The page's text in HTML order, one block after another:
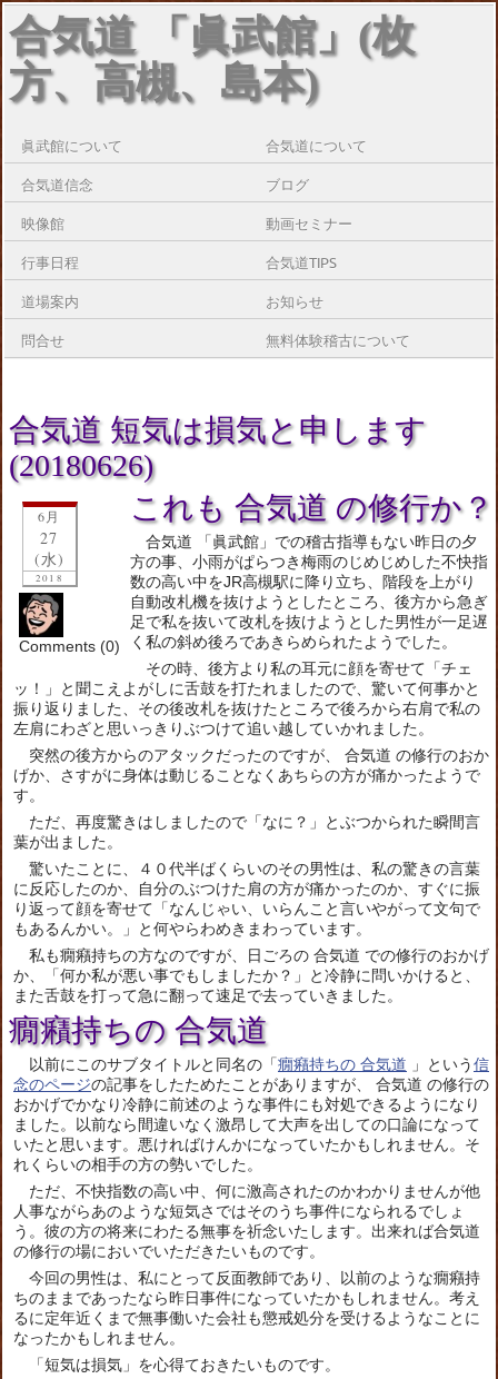
合気道 「眞武館」(枚
方、高槻、島本)
眞武館について 合気道について
合気道信念 ブログ
映像館 動画セミナー
行事日程 合気道TIPS
道場案内 お知らせ
問合せ 無料体験稽古について
合気道 短気は損気と申します
(20180626)
6月
27
(水)
2018
Comments (0)
これも 合気道 の修行か？
合気道 「眞武館」での稽古指導もない昨日の夕
方の事、小雨がぱらつき梅雨のじめじめした不快指
数の高い中をJR高槻駅に降り立ち、階段を上がり
自動改札機を抜けようとしたところ、後方から急ぎ
足で私を抜いて改札を抜けようとした男性が一足遅
く私の斜め後ろであきらめられたようでした。
その時、後方より私の耳元に顔を寄せて「チェ
ッ！」と聞こえよがしに舌鼓を打たれましたので、驚いて何事かと
振り返りました、その後改札を抜けたところで後ろから右肩で私の
左肩にわざと思いっきりぶつけて追い越していかれました。
突然の後方からのアタックだったのですが、 合気道 の修行のおか
げか、さすがに身体は動じることなくあちらの方が痛かったようで
す。
ただ、再度驚きはしましたので「なに？」とぶつかられた瞬間言
葉が出ました。
驚いたことに、４０代半ばくらいのその男性は、私の驚きの言葉
に反応したのか、自分のぶつけた肩の方が痛かったのか、すぐに振
り返って顔を寄せて「なんじゃい、いらんこと言いやがって文句で
もあるんかい。」と何やらわめきまわっています。
私も癇癪持ちの方なのですが、日ごろの 合気道 での修行のおかげ
か、「何か私が悪い事でもしましたか？」と冷静に問いかけると、
また舌鼓を打って急に翻って速足で去っていきました。
癇癪持ちの 合気道
以前にこのサブタイトルと同名の「癇癪持ちの 合気道 」という信
念のページの記事をしたためたことがありますが、 合気道 の修行の
おかげでかなり冷静に前述のような事件にも対処できるようになり
ました。以前なら間違いなく激昂して大声を出しての口論になって
いたと思います。悪ければけんかになっていたかもしれません。そ
れくらいの相手の方の勢いでした。
ただ、不快指数の高い中、何に激高されたのかわかりませんが他
人事ながらあのような短気さではそのうち事件になられるでしょ
う。彼の方の将来にわたる無事を祈念いたします。出来れば合気道
の修行の場においでいただきたいものです。
今回の男性は、私にとって反面教師であり、以前のような癇癪持
ちのままであったなら昨日事件になっていたかもしれません。考え
るに定年近くまで無事働いた会社も懲戒処分を受けるようなことに
なったかもしれません。
「短気は損気」を心得ておきたいものです。